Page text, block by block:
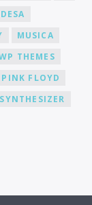
MUSICA
THEMES
PINK FLOYD
SYNTHESIZER